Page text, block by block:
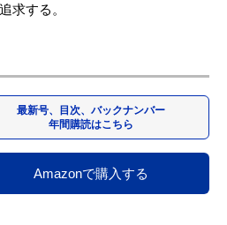
求する。
最新号、目次、バックナンバー
年間購読はこちら
Amazonで購入する